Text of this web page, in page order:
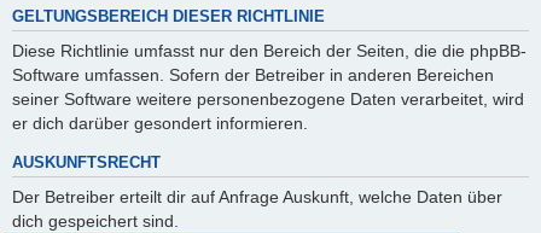
GELTUNGSBEREICH DIESER RICHTLINIE
Diese Richtlinie umfasst nur den Bereich der Seiten, die die phpBB-
Software umfassen. Sofern der Betreiber in anderen Bereichen
seiner Software weitere personenbezogene Daten verarbeitet, wird
er dich darüber gesondert informieren.
AUSKUNFTSRECHT
Der Betreiber erteilt dir auf Anfrage Auskunft, welche Daten über
dich gespeichert sind.